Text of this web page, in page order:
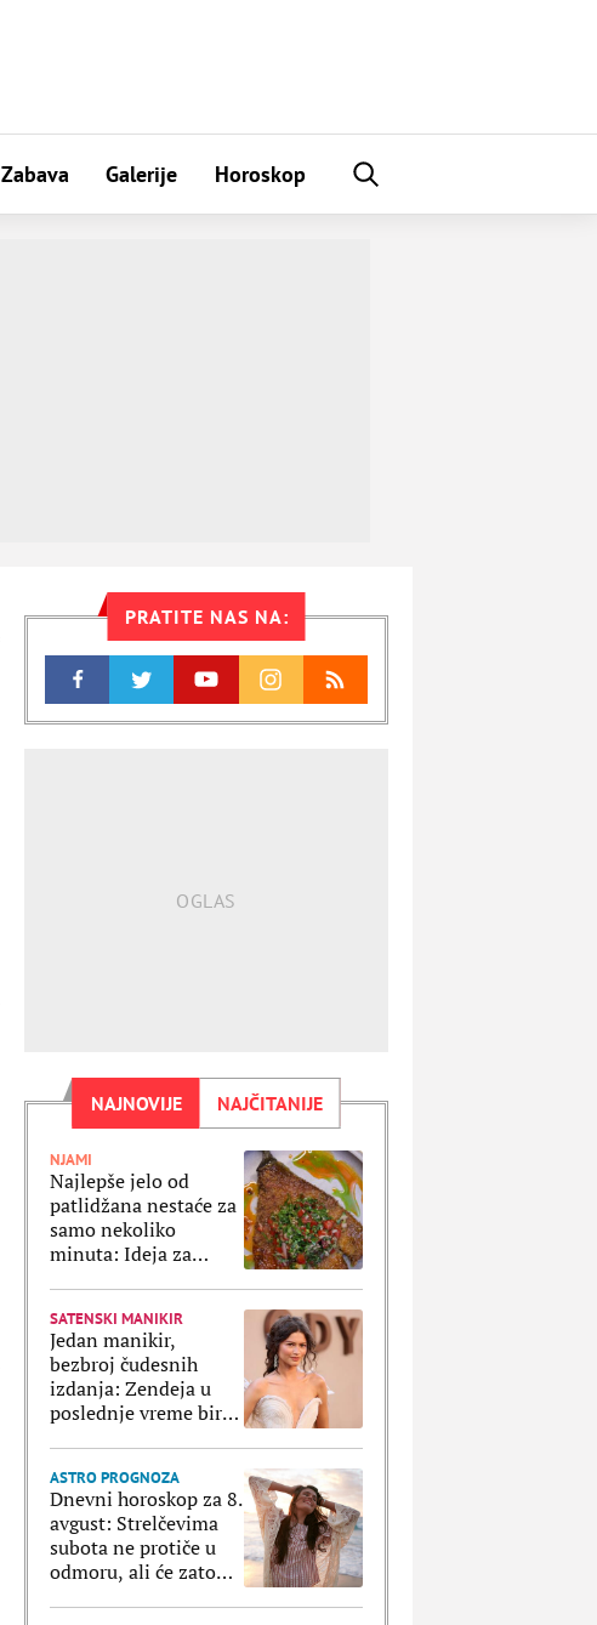
Zabava Galerije Horoskop
PRATITE NAS NA:
NAJNOVIJE NAJČITANIJE
NJAMI
Najlepše jelo od
patlidžana nestaće za
samo nekoliko
minuta: Ideja za
SATENSKI MANIKIR
Jedan manikir,
bezbroj čudesnih
izdanja: Zendeja u
poslednje vreme bira
ultratrendi
ASTRO PROGNOZA
Dnevni horoskop za 8.
avgust: Strelčevima
subota ne protiče u
odmoru, ali će zato